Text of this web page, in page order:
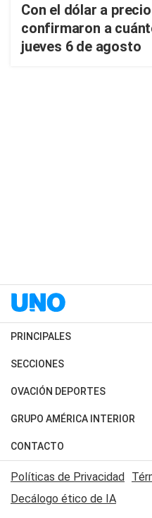
Con el dólar a
confirmaron a
jueves 6 de agosto
PRINCIPALES
Últimas Noticias
Política
Judiciales
Economia
SECCIONES
Horóscopo
Motores
Trucos caseros
Series y Películas
Edictos y Solicitadas
OVACIÓN DEPORTES
Fútbol
Mundial
Automovilismo
Rugby
GRUPO AMÉRICA INTERIOR
Canal 7 en Vivo
CONTACTO
Acerca de Nosotros
Contactanos
Políticas de Privacidad
Decálogo ético de IA